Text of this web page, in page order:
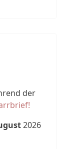
der
2026